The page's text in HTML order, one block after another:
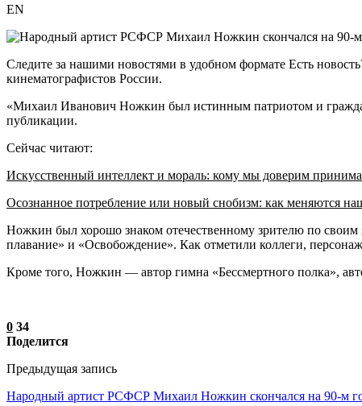
EN
Следите за нашими новостями в удобном формате Есть
кинематографистов России.
«Михаил Иванович Ножкин был истинным патриотом и
публикации.
Сейчас читают:
Искусственный интеллект и мораль: кому мы доверим
Осознанное потребление или новый снобизм: как меняются
Ножкин был хорошо знаком отечественному зрителю по
плавание» и «Освобождение». Как отметили коллеги,
Кроме того, Ножкин — автор гимна «Бессмертного полка»,
0 34
Поделится
Предыдущая запись
Народный артист РСФСР Михаил Ножкин скончался на 90-м